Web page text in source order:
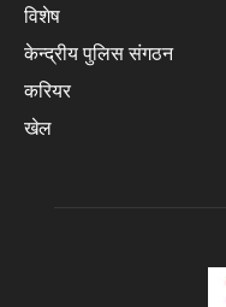
विशेष
केन्द्रीय पुलिस संगठन
करियर
खेल